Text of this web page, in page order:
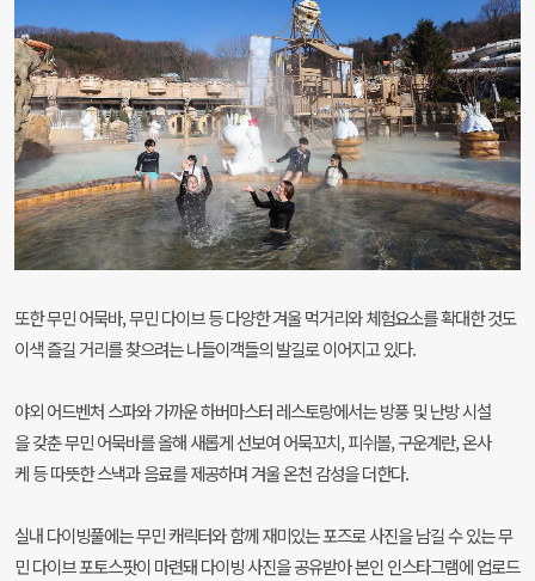
또한 무민 어묵바, 무민 다이브 등 다양한 겨울 먹거리와 체험요소를 확대한 것도
이색 즐길 거리를 찾으려는 나들이객들의 발길로 이어지고 있다.
야외 어드벤처 스파와 가까운 하버마스터 레스토랑에서는 방풍 및 난방 시설
을 갖춘 무민 어묵바를 올해 새롭게 선보여 어묵꼬치, 피쉬볼, 구운계란, 온사
케 등 따뜻한 스낵과 음료를 제공하며 겨울 온천 감성을 더한다.
실내 다이빙풀에는 무민 캐릭터와 함께 재미있는 포즈로 사진을 남길 수 있는 무
민 다이브 포토스팟이 마련돼 다이빙 사진을 공유받아 본인 인스타그램에 업로드